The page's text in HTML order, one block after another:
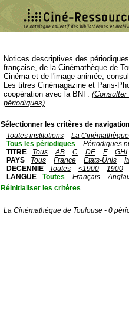
Notices descriptives des
française, de la Cinémathèque de
Cinéma et de l'image animée,
Les titres Cinémagazine et Paris-
coopération avec la BNF.
périodiques)
Sélectionner les critères de
Toutes institutions
La
Tous les périodiques
Périodiques
TITRE
Tous AB C DE F
GHI
PAYS
Tous France Etats-Unis
DECENNIE
Toutes <1900
1900
LANGUE
Toutes Français
Réinitialiser les critères
La Cinémathèque de Toulouse - 0